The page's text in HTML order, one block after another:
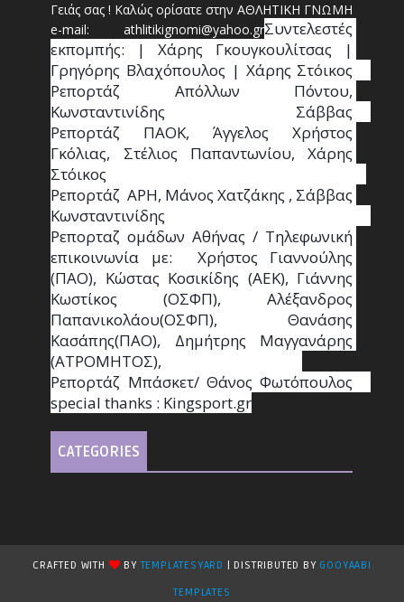
Γειάς σας ! Καλώς ορίσατε στην ΑΘΛΗΤΙΚΗ ΓΝΩΜΗ
e-mail: athlitikignomi@yahoo.grΣυντελεστές
εκπομπής: | Χάρης Γκουγκουλίτσας |
Γρηγόρης Βλαχόπουλος | Χάρης Στόικος
Ρεπορτάζ Απόλλων Πόντου,
Κωνσταντινίδης   Σάββας
Ρεπορτάζ ΠΑΟΚ, Άγγελος Χρήστος
Γκόλιας, Στέλιος Παπαντωνίου, Χάρης
Στόικος
Ρεπορτάζ  ΑΡΗ, Μάνος Χατζάκης , Σάββας
Κωνσταντινίδης
Ρεπορταζ ομάδων Αθήνας / Τηλεφωνική
επικοινωνία με:  Χρήστος Γιαννούλης
(ΠΑΟ), Κώστας Κοσικίδης (ΑΕΚ), Γιάννης
Κωστίκος (ΟΣΦΠ), Αλέξανδρος
Παπανικολάου(ΟΣΦΠ), Θανάσης
Κασάπης(ΠΑΟ), Δημήτρης Μαγγανάρης
(ΑΤΡΟΜΗΤΟΣ),
Ρεπορτάζ Μπάσκετ/ Θάνος Φωτόπουλος
special thanks : Κingsport.gr
CATEGORIES
CRAFTED WITH BYTEMPLATESYARD | DISTRIBUTED BY GOOYAABI
TEMPLATES